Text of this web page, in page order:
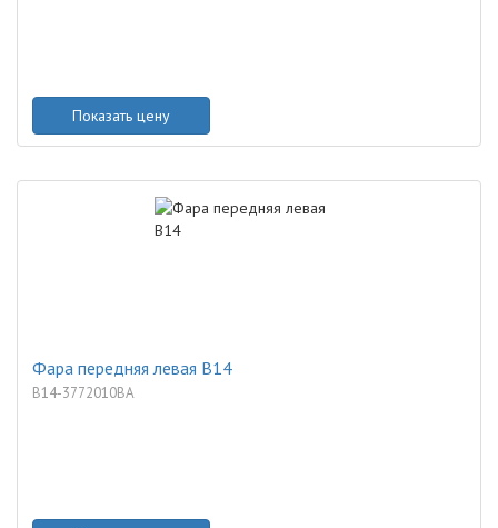
Показать цену
Фара передняя левая B14
B14-3772010BA